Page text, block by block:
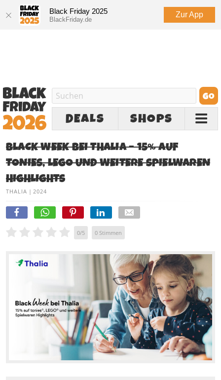
Black Friday 2025
BlackFriday.de
Zur App
DEALS SHOPS
BLACK WEEK BEI THALIA – 15% AUF
TONIES, LEGO UND WEITERE SPIELWAREN
HIGHLIGHTS
THALIA | 2024
0/5 0 Stimmen